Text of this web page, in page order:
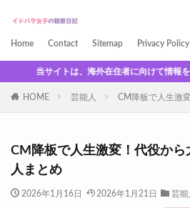
Home Contact Sitemap Privacy Policy
当サイトは、海外在住者に向けて情報を発信し
HOME 芸能人 CM降板で人生激
CM降板で人生激変！代役か
人まとめ
2026年1月16日 2026年1月21日 芸能